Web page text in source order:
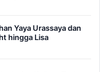
Yaya Urassaya dan
hingga Lisa